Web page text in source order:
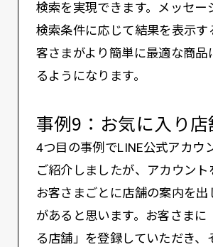
検索を実現できます。メッセー
検索条件に応じて結果を表示す
客さまがより簡単に最適な商品
るようになります。
事例9：お気に入り
4つ目の事例でLINE公式アカウ
ご紹介しましたが、アカウント
お客さまごとに店舗の案内を出
があると思います。お客さまに
る店舗」を登録していただき、